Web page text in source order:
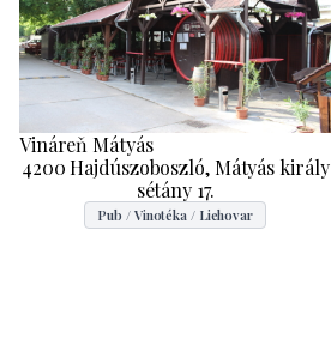
Vináreň Mátyás
4200 Hajdúszoboszló, Mátyás király
sétány 17.
Pub / Vinotéka / Liehovar